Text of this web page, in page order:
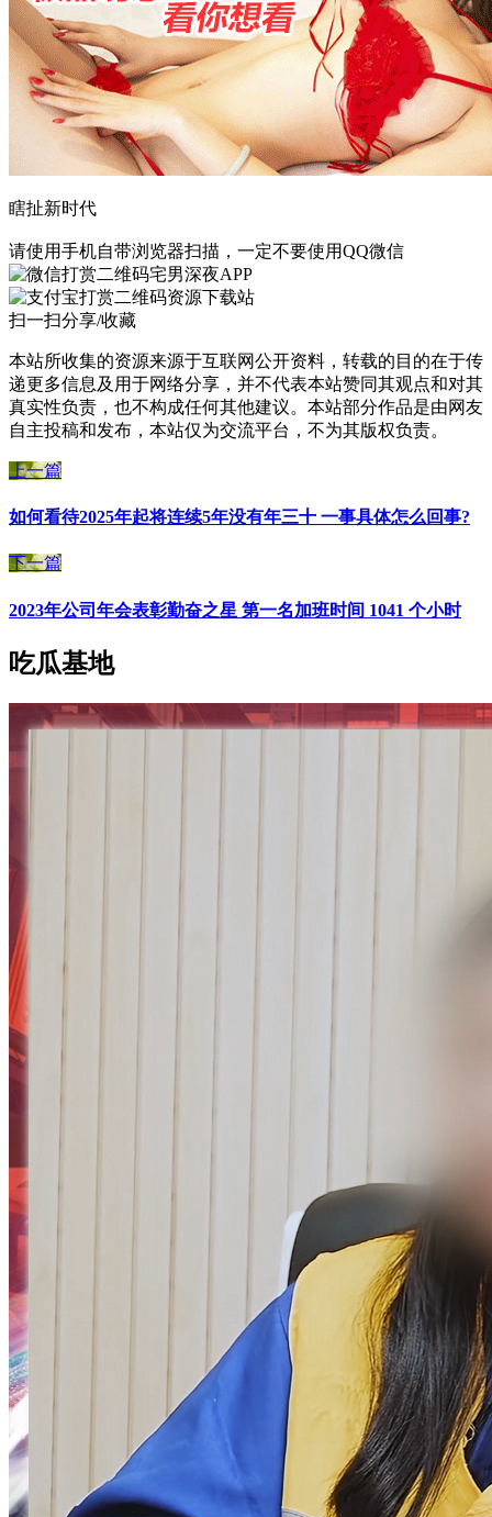
瞎扯新时代
请使用手机自带浏览器扫描，一定不要使用QQ微信
宅男深夜APP
资源下载站
扫一扫分享/收藏
本站所收集的资源来源于互联网公开资料，转载的目的在于传
递更多信息及用于网络分享，并不代表本站赞同其观点和对其
真实性负责，也不构成任何其他建议。本站部分作品是由网友
自主投稿和发布，本站仅为交流平台，不为其版权负责。
上一篇
如何看待2025年起将连续5年没有年三十 一事具体怎么回事?
下一篇
2023年公司年会表彰勤奋之星 第一名加班时间 1041 个小时
吃瓜基地